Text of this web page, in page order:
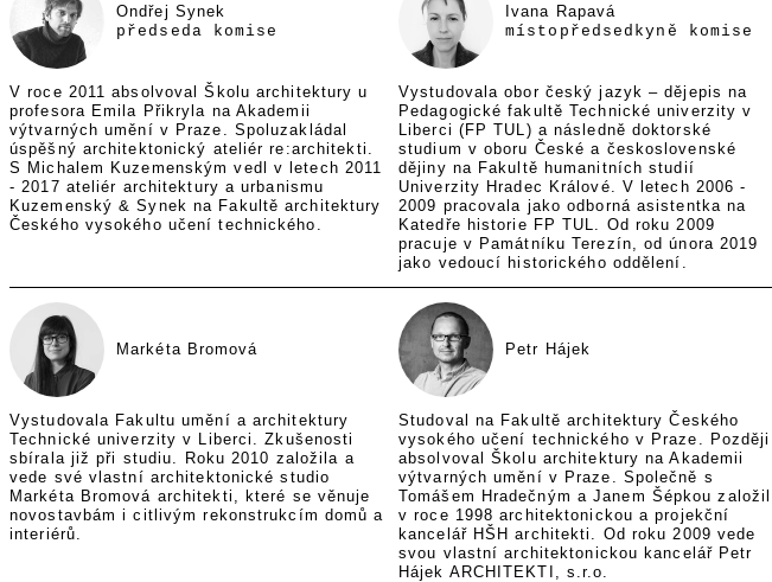
Ondřej Synek
předseda komise
V roce 2011 absolvoval Školu architektury u
profesora Emila Přikryla na Akademii
výtvarných umění v Praze. Spoluzakládal
úspěšný architektonický ateliér re:architekti.
S Michalem Kuzemenským vedl v letech 2011
- 2017 ateliér architektury a urbanismu
Kuzemenský & Synek na Fakultě architektury
Českého vysokého učení technického.
Ivana Rapavá
místopředsedkyně komise
Vystudovala obor český jazyk – dějepis na
Pedagogické fakultě Technické univerzity v
Liberci (FP TUL) a následně doktorské
studium v oboru České a československé
dějiny na Fakultě humanitních studií
Univerzity Hradec Králové. V letech 2006 -
2009 pracovala jako odborná asistentka na
Katedře historie FP TUL. Od roku 2009
pracuje v Památníku Terezín, od února 2019
jako vedoucí historického oddělení.
Markéta Bromová
Vystudovala Fakultu umění a architektury
Technické univerzity v Liberci. Zkušenosti
sbírala již při studiu. Roku 2010 založila a
vede své vlastní architektonické studio
Markéta Bromová architekti, které se věnuje
novostavbám i citlivým rekonstrukcím domů a
interiérů.
Petr Hájek
Studoval na Fakultě architektury Českého
vysokého učení technického v Praze. Později
absolvoval Školu architektury na Akademii
výtvarných umění v Praze. Společně s
Tomášem Hradečným a Janem Šépkou založil
v roce 1998 architektonickou a projekční
kancelář HŠH architekti. Od roku 2009 vede
svou vlastní architektonickou kancelář Petr
Hájek ARCHITEKTI, s.r.o.